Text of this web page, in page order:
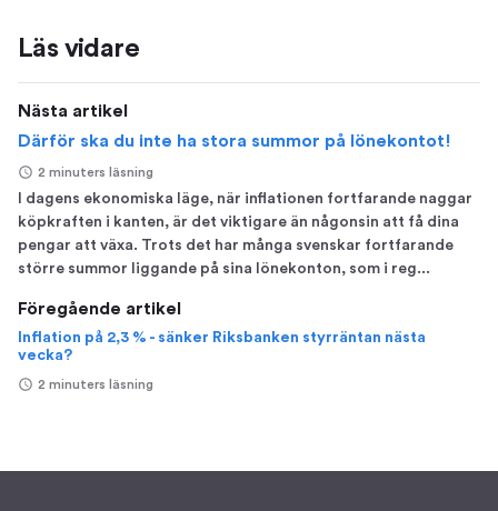
Läs vidare
Nästa artikel
Därför ska du inte ha stora summor på lönekontot!
2 minuters läsning
I dagens ekonomiska läge, när inflationen fortfarande naggar
köpkraften i kanten, är det viktigare än någonsin att få dina
pengar att växa. Trots det har många svenskar fortfarande
större summor liggande på sina lönekonton, som i reg...
Föregående artikel
Inflation på 2,3 % - sänker Riksbanken styrräntan nästa
vecka?
2 minuters läsning